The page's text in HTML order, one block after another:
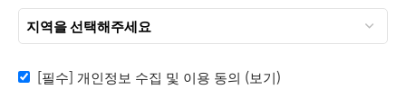
[필수] 개인정보 수집 및 이용 동의 (보기)